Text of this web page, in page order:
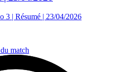
3 | Résumé | 23/04/2026